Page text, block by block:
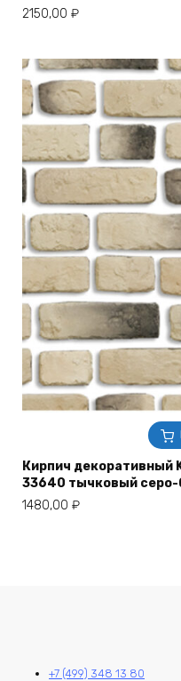
2150,00 ₽
Кирпич декоративный
33640 тычковый
1480,00 ₽
+7 (499) 348 13 80